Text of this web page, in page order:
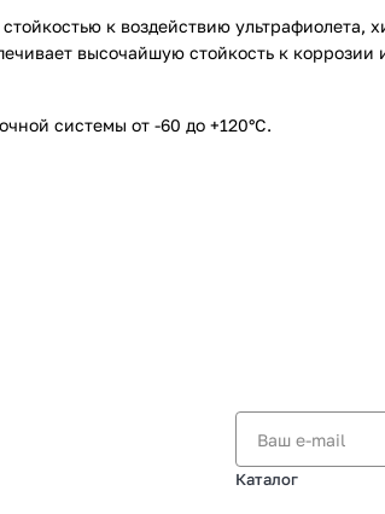
к воздействию
высочайшую стойкость к
системы от -60 до +120°C.
Каталог